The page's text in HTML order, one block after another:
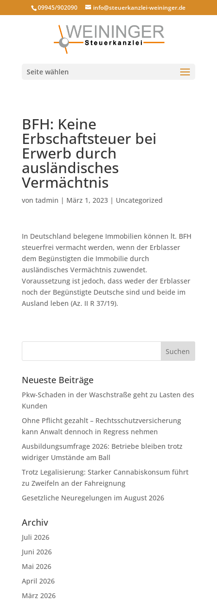
09945/902090 info@steuerkanzlei-weininger.de
Seite wählen
BFH: Keine
Erbschaftsteuer bei
Erwerb durch
ausländisches
Vermächtnis
von tadmin | März 1, 2023| Uncategorized
In Deutschland belegene Immobilien können lt. BFH
steuerfrei vermacht werden, wenn der Erblasser
dem Begünstigten die Immobilie durch
ausländisches Vermächtnis zuwendet.
Voraussetzung ist jedoch, dass weder der Erblasser
noch der Begünstigte Deutsche sind und beide im
Ausland leben (Az. II R 37/19).
Neueste Beiträge
Pkw-Schaden in der Waschstraße geht zu Lasten des
Kunden
Ohne Pflicht gezahlt – Rechtsschutzversicherung
kann Anwalt dennoch in Regress nehmen
Ausbildungsumfrage 2026: Betriebe bleiben trotz
widriger Umstände am Ball
Trotz Legalisierung: Starker Cannabiskonsum führt
zu Zweifeln an der Fahreignung
Gesetzliche Neuregelungen im August 2026
Archiv
Juli 2026
Juni 2026
Mai 2026
April 2026
März 2026